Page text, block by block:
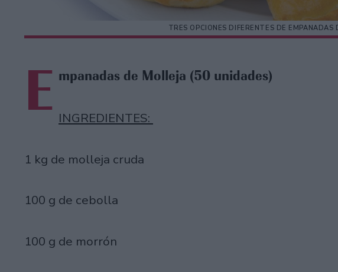
TRES OPCIONES DIFERENTES DE EMPANADAS
E mpanadas de Molleja (50 unidades)
INGREDIENTES:
1 kg de molleja cruda
100 g de cebolla
100 g de morrón